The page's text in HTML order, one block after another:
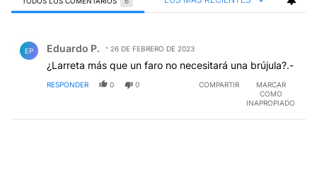
EP Eduardo P. 26 DE FEBRERO DE 2023
¿Larreta más que un faro no necesitará una brújula?.-
RESPONDER 0 0 COMPARTIR
MARCAR
COMO
INAPROPIADO